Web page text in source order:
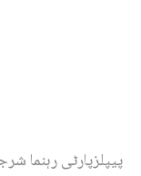
پیپلزپارٹی رہنما